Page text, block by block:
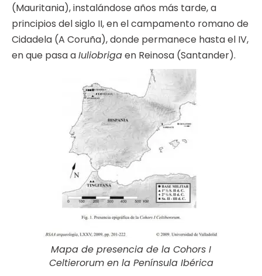
(Mauritania), instalándose años más tarde, a
principios del siglo II, en el campamento romano de
Cidadela (A Coruña), donde permanece hasta el IV,
en que pasa aIuliobrigaen Reinosa (Santander).
Mapa de presencia de la Cohors I
Celtierorum en la Península Ibérica